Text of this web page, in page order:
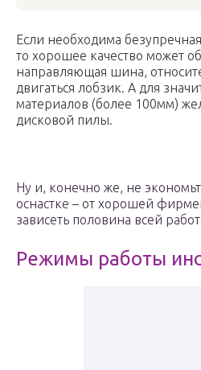
Если необходима
то хорошее качество может
направляющая шина,
двигаться лобзик. А для
материалов (более 100мм)
дисковой пилы.
Ну и, конечно же, не
оснастке – от хорошей
зависеть половина всей
Режимы работы